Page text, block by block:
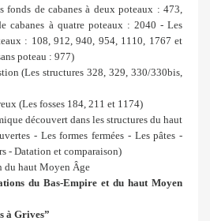
fonds de cabanes à deux poteaux : 473,
cabanes à quatre poteaux : 2040 - Les
: 108, 912, 940, 954, 1110, 1767 et
poteau : 977)
(Les structures 328, 329, 330/330bis,
(Les fosses 184, 211 et 1174)
découvert dans les structures du haut
- Les formes fermées - Les pâtes -
- Datation et comparaison)
du haut Moyen Âge
du Bas-Empire et du haut Moyen
à Grives”